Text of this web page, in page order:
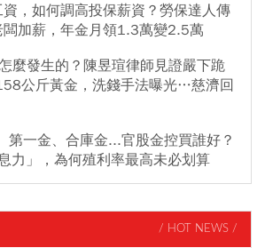
，如何調高投保薪資？勞保達人傳
加薪，年金月領1.3萬變2.5萬
麼發生的？陳昱瑄律師見證嚴下跪
公斤黃金，洗錢手法曝光…慈濟回
第一金、合庫金...官股金控買誰好？
力」，為何殖利率最高未必划算
/ HOT NEWS /